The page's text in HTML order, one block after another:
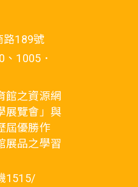
路189號
1005．
館之資源網
展覽會」與
屆優勝作
展品之學習
1515/